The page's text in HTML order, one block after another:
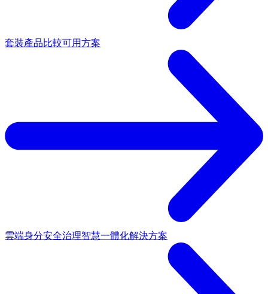
套裝產品比較可用方案
雲端身分安全治理智慧一體化解決方案